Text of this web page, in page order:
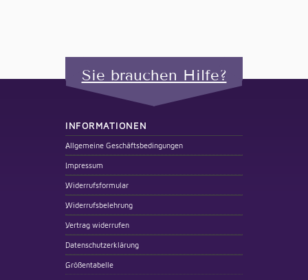
Sie brauchen Hilfe?
INFORMATIONEN
Allgemeine Geschäftsbedingungen
Impressum
Widerrufsformular
Widerrufsbelehrung
Vertrag widerrufen
Datenschutzerklärung
Größentabelle